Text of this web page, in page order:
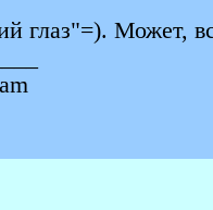
глаз"=). Может,